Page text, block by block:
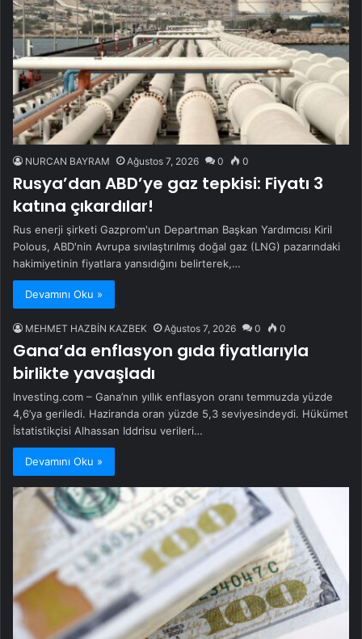
NURCAN BAYRAM Ağustos 7, 2026 0 0
Rusya’dan ABD’ye gaz tepkisi: Fiyatı 3
katına çıkardılar!
Rus enerji şirketi Gazprom'un Departman Başkan Yardımcısı Kiril
Polous, ABD'nin Avrupa sıvılaştırılmış doğal gaz (LNG) pazarındaki
hakimiyetinin fiyatlara yansıdığını belirterek,…
Devamını Oku »
MEHMET HAZBİN KAZBEK Ağustos 7, 2026 0 0
Gana’da enflasyon gıda fiyatlarıyla
birlikte yavaşladı
Investing.com – Gana’nın yıllık enflasyon oranı temmuzda yüzde
4,6’ya geriledi. Haziranda oran yüzde 5,3 seviyesindeydi. Hükümet
İstatistikçisi Alhassan Iddrisu verileri…
Devamını Oku »